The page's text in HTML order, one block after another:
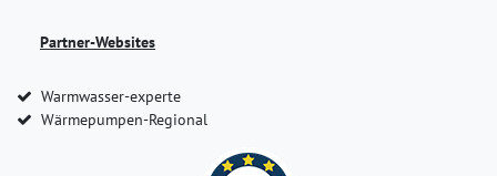
Partner-Websites
Warmwasser-experte
Wärmepumpen-Regional